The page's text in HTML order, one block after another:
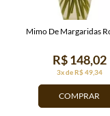
COMPRAR
3x de R$ 49,34
R$ 148,02
Mimo De Margaridas